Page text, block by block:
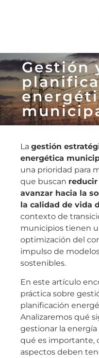
Gestión
Lagestión
energética
una prioridad para
que buscan
avanzar hacia la
la calidad de vida
contexto de
municipios tienen
optimización del
impulso de
sostenibles.
En este artículo
práctica sobre
planificación
Analizaremos qué
gestionar la
qué es importante,
aspectos deben